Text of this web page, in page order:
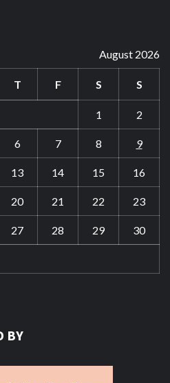
August 2026
T F S S
1 2
6 7 8 9
13 14 15 16
20 21 22 23
27 28 29 30
BY